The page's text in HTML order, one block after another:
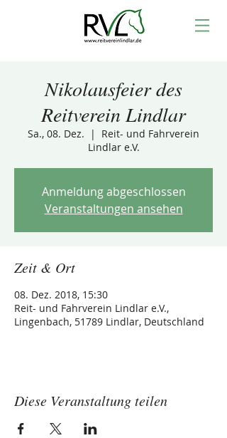
Nikolausfeier des
Reitverein Lindlar
Sa., 08. Dez.
  |
Reit- und Fahrverein
Lindlar e.V.
Anmeldung abgeschlossen
Veranstaltungen ansehen
Zeit & Ort
08. Dez. 2018, 15:30
Reit- und Fahrverein Lindlar e.V.,
Lingenbach, 51789 Lindlar, Deutschland
Diese Veranstaltung teilen